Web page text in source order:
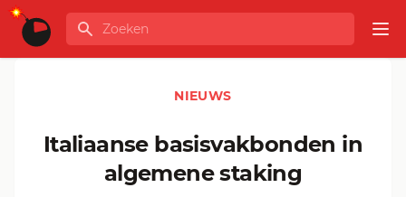
Ga naar de inhoud
GLOBALINFO
Zoeken
NIEUWS
Italiaanse basisvakbonden in
algemene staking